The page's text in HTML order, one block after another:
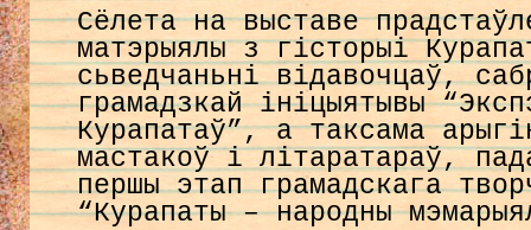
Сёлета на выставе
матэрыялы з гісторыі
сьведчаньні відавочцаў,
грамадзкай ініцыятывы
Курапатаў”, а таксама
мастакоў і літаратараў,
першы этап грамадскага
“Курапаты – народны